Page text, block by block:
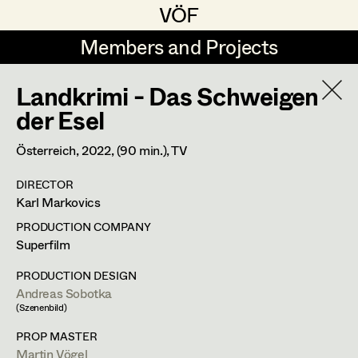
VÖF
VÖF
Members and Projects
Members and Projects
DE EN HOME
Art Department
Costume Department
Retired Members
Honorary Members
Sabine Koechert
Michaela Kovacs
Werner Otto
Herta Pischinger-Hareiter
Anna Reschl
Rudolf Schneider-Manns-Au
Herwig Schretter
Andreas Sobotka
In Memoriam
Landkrimi - Das Schweigen
der Esel
Österreich,2022, (90 min.), TV
DIRECTOR
Karl Markovics
PRODUCTION COMPANY
Superfilm
PRODUCTION DESIGN
Andreas Sobotka
(Szenenbild)
PROP MASTER
Martin Vögel